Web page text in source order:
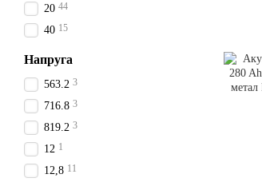
20 44
40 15
Напруга
563.2 3
716.8 3
819.2 3
12 1
12,8 11